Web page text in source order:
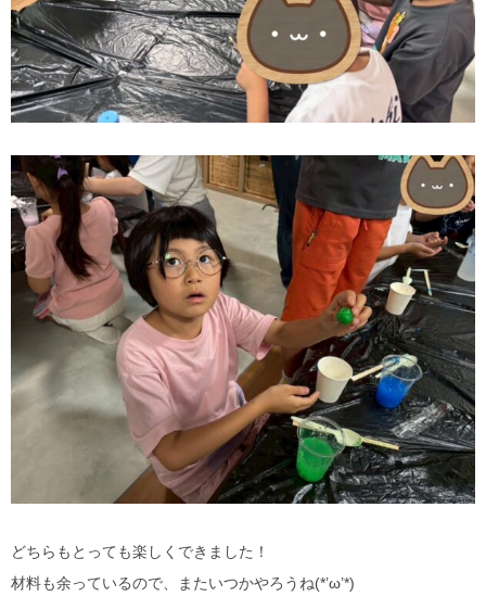
どちらもとっても楽しくできました！
材料も余っているので、またいつかやろうね(*’ω’*)